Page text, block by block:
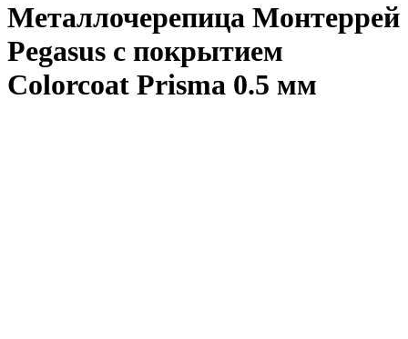
Металлочерепица Монтеррей
Pegasus с покрытием
Colorcoat Prisma 0.5 мм